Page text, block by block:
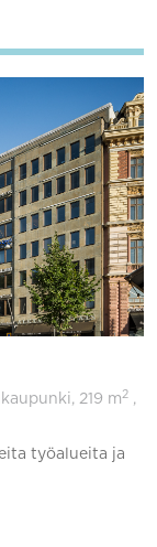
219 m 2 ,
työalueita ja